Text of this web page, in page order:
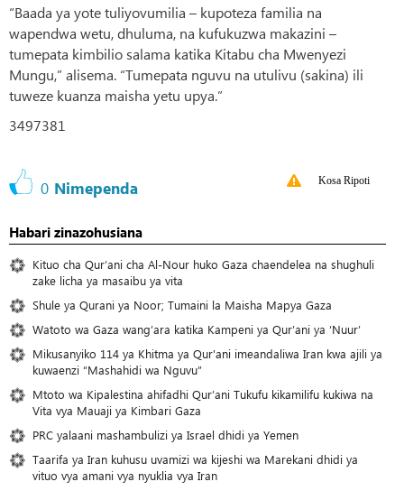
“Baada ya yote tuliyovumilia – kupoteza familia na
wapendwa wetu, dhuluma, na kufukuzwa makazini –
tumepata kimbilio salama katika Kitabu cha Mwenyezi
Mungu,” alisema. “Tumepata nguvu na utulivu (sakina) ili
tuweze kuanza maisha yetu upya.”
3497381
0 Nimependa Kosa Ripoti
Habari zinazohusiana
Kituo cha Qur’ani cha Al-Nour huko Gaza chaendelea na shughuli
zake licha ya masaibu ya vita
Shule ya Qurani ya Noor; Tumaini la Maisha Mapya Gaza
Watoto wa Gaza wang’ara katika Kampeni ya Qur’ani ya ‘Nuur’
Mikusanyiko 114 ya Khitma ya Qur'ani imeandaliwa Iran kwa ajili ya
kuwaenzi “Mashahidi wa Nguvu”
Mtoto wa Kipalestina ahifadhi Qur’ani Tukufu kikamilifu kukiwa na
Vita vya Mauaji ya Kimbari Gaza
PRC yalaani mashambulizi ya Israel dhidi ya Yemen
Taarifa ya Iran kuhusu uvamizi wa kijeshi wa Marekani dhidi ya
vituo vya amani vya nyuklia vya Iran